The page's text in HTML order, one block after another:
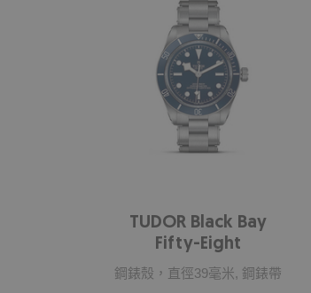
TUDOR Black Bay
Fifty-Eight
鋼錶殼，直徑39毫米, 鋼錶帶